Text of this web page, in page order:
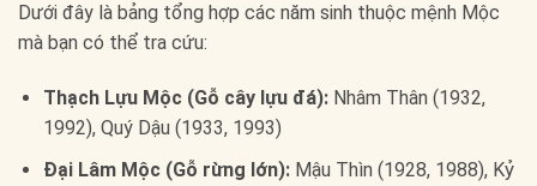
Dưới đây là bảng tổng hợp các năm sinh thuộc mệnh Mộc
mà bạn có thể tra cứu:
Thạch Lựu Mộc (Gỗ cây lựu đá):Nhâm Thân (1932,
1992), Quý Dậu (1933, 1993)
Đại Lâm Mộc (Gỗ rừng lớn):Mậu Thìn (1928, 1988), Kỷ